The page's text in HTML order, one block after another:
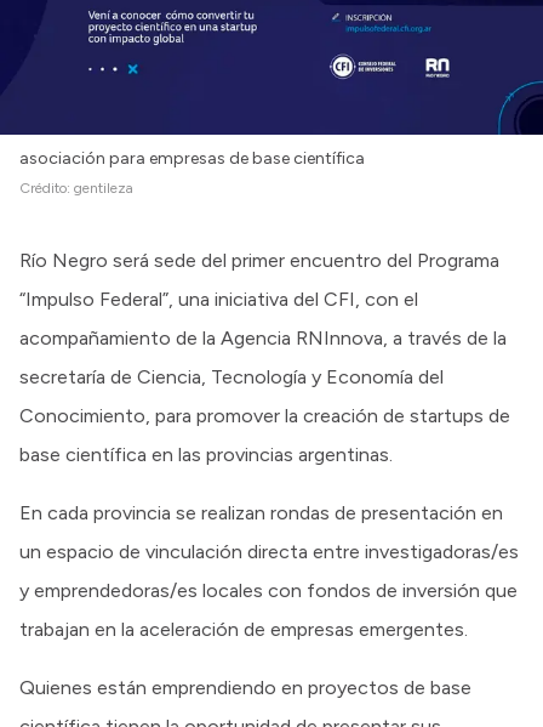
asociación para empresas de base científica
Crédito: gentileza
Río Negro será sede del primer encuentro del Programa
“Impulso Federal”, una iniciativa del CFI, con el
acompañamiento de la Agencia RNInnova, a través de la
secretaría de Ciencia, Tecnología y Economía del
Conocimiento, para promover la creación de startups de
base científica en las provincias argentinas.
En cada provincia se realizan rondas de presentación en
un espacio de vinculación directa entre investigadoras/es
y emprendedoras/es locales con fondos de inversión que
trabajan en la aceleración de empresas emergentes.
Quienes están emprendiendo en proyectos de base